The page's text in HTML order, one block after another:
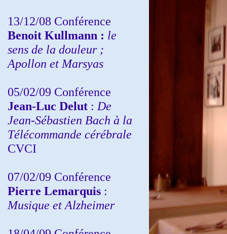
13/12/08 Conférence
Benoit Kullmann : le
sens de la douleur ;
Apollon et Marsyas
05/02/09 Conférence
Jean-Luc Delut : De
Jean-Sébastien Bach à la
Télécommande cérébrale
CVCI
07/02/09 Conférence
Pierre Lemarquis :
Musique et Alzheimer